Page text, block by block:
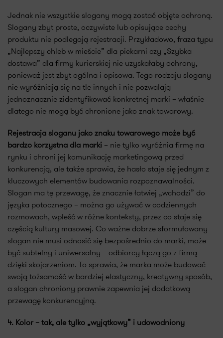
Jednak nie wszystkie slogany mogą zostać objęte ochroną.
Slogany zbyt proste, oczywiste lub opisujące cechy
produktu nie podlegają rejestracji. Przykładowo, fraza typu
„Najlepszy chleb w mieście” dla piekarni czy „Szybka
dostawa” dla firmy kurierskiej nie uzyskałaby ochrony,
ponieważ jest zbyt ogólna i opisowa. Tego rodzaju slogany
nie wyróżniają się na tle innych i nie pozwalają
jednoznacznie zidentyfikować konkretnej marki – właśnie
dlatego nie mogą być chronione jako znak towarowy.
Rejestracja sloganu jako znaku towarowego może być
bardzo korzystna dla marki – nie tylko wyróżnia firmę na
rynku i chroni jej komunikację marketingową przed
konkurencją, ale także sprawia, że hasło staje się jednym z
kluczowych elementów budowania rozpoznawalności.
Slogan ma tę przewagę, że znacznie łatwiej „wchodzi” do
języka potocznego – można go używać w codziennych
rozmowach, wpleść w różne konteksty, przez co staje się
częścią kultury masowej. Co ważne dobrze sformułowany
slogan nie musi odnosić się bezpośrednio do marki, może
być subtelny i uniwersalny – odbiorcy łączą go z firmą
dzięki skojarzeniom. To sprawia, że marka może budować
swoją tożsamość w bardziej elastyczny, kreatywny sposób,
a slogan chroniony prawnie zapewnia jej dodatkową
przewagę konkurencyjną.
4. Kolor – tak, ale tylko „wyjątkowy” i udowodniony